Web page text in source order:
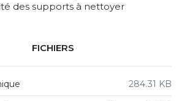
des supports à nettoyer
FICHIERS
284.31 KB